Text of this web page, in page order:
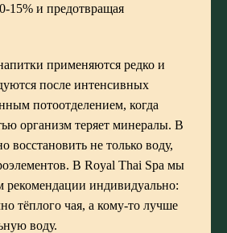
15% и предотвращая
применяются редко и
после интенсивных
потоотделением, когда
организм теряет минералы. В
восстановить не только воду,
В Royal Thai Spa мы
рекомендации индивидуально:
тёплого чая, а кому-то лучше
воду.